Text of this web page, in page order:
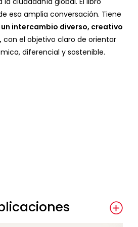
esa amplia conversación. Tiene
intercambio diverso, creativo
con el objetivo claro de orientar
diferencial y sostenible.